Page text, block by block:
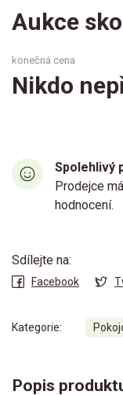
Aukce
konečná cena
Nikdo
Spolehlivý
Prodejce
hodnocení.
Sdílejte na:
Facebook
Kategorie:
Popis